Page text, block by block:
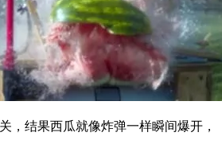
，结果西瓜就像炸弹一样瞬间爆开，